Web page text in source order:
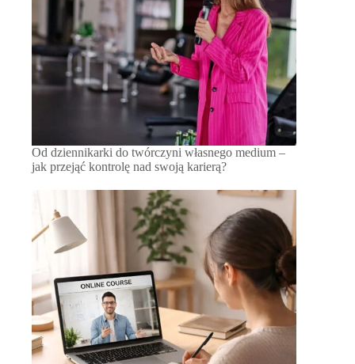
Od dziennikarki do twórczyni własnego medium –
jak przejąć kontrolę nad swoją karierą?